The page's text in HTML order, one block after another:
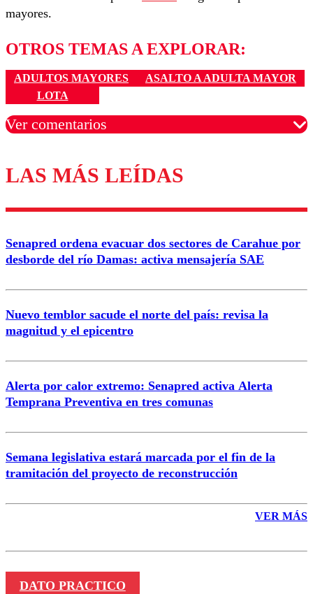
mayores.
OTROS TEMAS A EXPLORAR:
ADULTOS MAYORES
ASALTO A ADULTA MAYOR
LOTA
Ver comentarios
Los comentarios son moderados para garantizar un
diálogo respetuoso.
Correo
LAS MÁS LEÍDAS
Senapred ordena evacuar dos sectores de Carahue por
desborde del río Damas: activa mensajería SAE
Nuevo temblor sacude el norte del país: revisa la
magnitud y el epicentro
Alerta por calor extremo: Senapred activa Alerta
Temprana Preventiva en tres comunas
Semana legislativa estará marcada por el fin de la
tramitación del proyecto de reconstrucción
VER MÁS
DATO PRACTICO